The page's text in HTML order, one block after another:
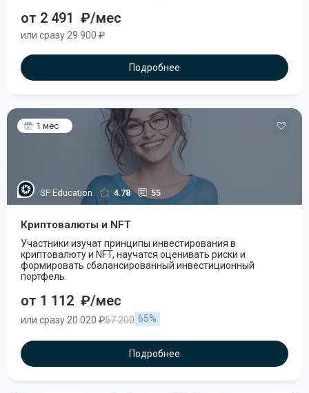
от 2 491 ₽/мес
или сразу 29 900 ₽
Подробнее
1 мес
SF Education 4.78 55
Криптовалюты и NFT
Участники изучат принципы инвестирования в
криптовалюту и NFT, научатся оценивать риски и
формировать сбалансированный инвестиционный
портфель.
от 1 112 ₽/мес
или сразу 20 020 ₽57 200 65%
Подробнее